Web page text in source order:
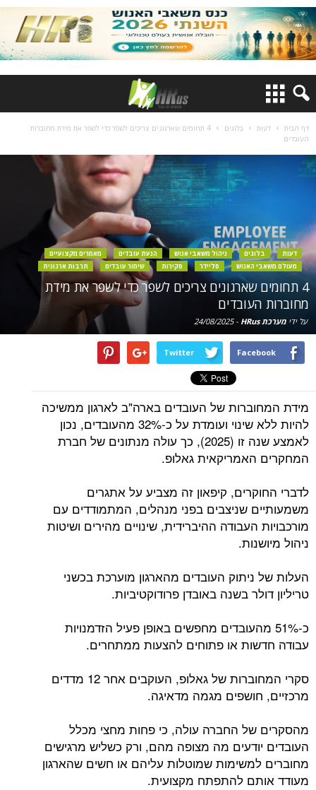
דף הבית דעות בלוגים
4 תחומים שארגונים צריכים לשפר כדי לשפר את מידת מחוברות
העובדים
דעות בלוגים ניהול משאבי אנוש הנעת עובדים
מאמרים מקצועיים
מעולם משאבי האנוש
סליידר סקירות שימור עובדים תרבות ארגונית
4 תחומים שארגונים צריכים לשפר כדי לשפר את מידת
מחוברות העובדים
על ידי מערכת HRus -
24/08/2025
Facebook
Twitter
מידת המחוברות של העובדים בארה"ב לארגון ממשיכה
להיות ללא שינוי ועומדת על כ-32% מהעובדים, נכון
לאמצע שנה זו (2025), כך עולה מנתונים של חברת
המחקרים האמריקאית גאלופ.
לדברי החוקרים, קיפאון זה מצביע על אתגרים
משמעותיים שניצבים בפני מנהלים, המתמודדים עם
מורכבויות העבודה ההיברידית, שינויים מהירים ושיטות
ניהול מיושנות.
העלות של ניתוק העובדים מהארגון מוערכת בכשני
טריליון דולר בשנה באובדן פרודוקטיביות.
כ-51% מהעובדים מחפשים באופן פעיל הזדמנויות
עבודה חדשות או פתוחים להצעות ממתחרים.
סקרי המחוברות של גאלופ, העוקבים אחר 12 מדדים
מרכזיים, חושפים מגמה מדאיגה.
מהסקרים של החברה עולה, כי פחות מחצי מכלל
העובדים יודעים מה מצופה מהם, ורק כשליש מרגישים
מחוברים למשימות שמוטלות עליהם או חשים שהארגון
מעודד אותם להתפתח מקצועית.